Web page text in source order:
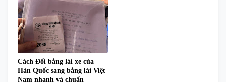
Cách Đổi bằng lái xe của
Hàn Quốc sang bằng lái Việt
Nam nhanh và chuẩn